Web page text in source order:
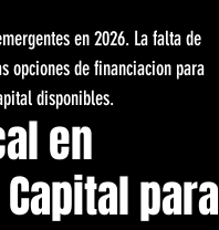
en 2026. La falta de
opciones de financiacion para
disponibles.
en
para